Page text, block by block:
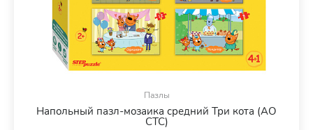
Пазлы
Напольный пазл-мозаика средний Три кота (АО
СТС)